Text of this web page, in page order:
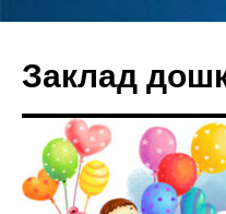
вмісту
Заклад